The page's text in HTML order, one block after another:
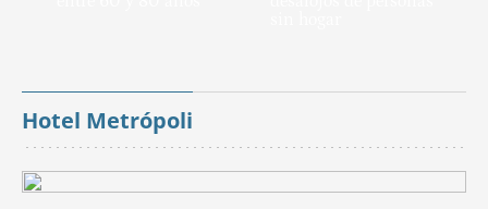
Hotel Metrópoli